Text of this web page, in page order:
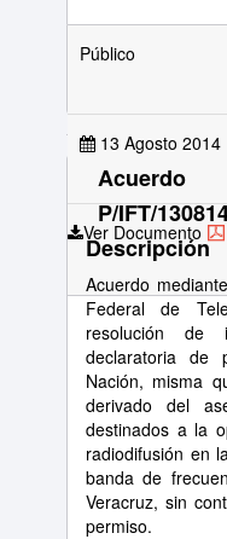
Público
13 Agosto 2014
Ver Documento
Acuerdo
P/IFT/
Descripción
Acuerdo
Federal de
resolución de
declaratoria de
Nación, misma
derivado del
destinados a la
radiodifusión en
banda de
Veracruz, sin
permiso.